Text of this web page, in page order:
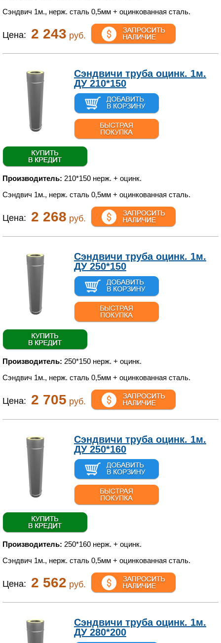
Сэндвич 1м., нерж. сталь 0,5мм + оцинкованная сталь.
Цена: 2 243 руб.
Сэндвичи труба оцинк. 1м.
ДУ 210*150
Производитель: 210*150 нерж. + оцинк.
Сэндвич 1м., нерж. сталь 0,5мм + оцинкованная сталь.
Цена: 2 268 руб.
Сэндвичи труба оцинк. 1м.
ДУ 250*150
Производитель: 250*150 нерж. + оцинк.
Сэндвич 1м., нерж. сталь 0,5мм + оцинкованная сталь.
Цена: 2 705 руб.
Сэндвичи труба оцинк. 1м.
ДУ 250*160
Производитель: 250*160 нерж. + оцинк.
Сэндвич 1м., нерж. сталь 0,5мм + оцинкованная сталь.
Цена: 2 562 руб.
Сэндвичи труба оцинк. 1м.
ДУ 280*200